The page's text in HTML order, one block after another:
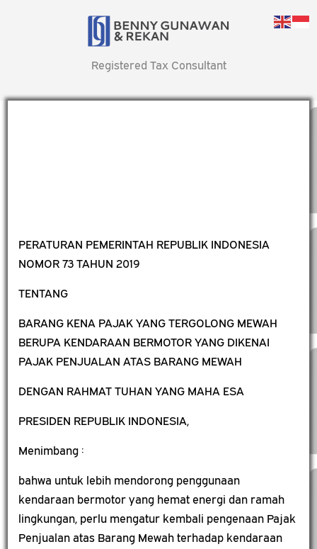
Registered Tax Consultant
PERATURAN PEMERINTAH REPUBLIK INDONESIA
NOMOR 73 TAHUN 2019
TENTANG
BARANG KENA PAJAK YANG TERGOLONG MEWAH
BERUPA KENDARAAN BERMOTOR YANG DIKENAI
PAJAK PENJUALAN ATAS BARANG MEWAH
DENGAN RAHMAT TUHAN YANG MAHA ESA
PRESIDEN REPUBLIK INDONESIA,
Menimbang :
bahwa untuk lebih mendorong penggunaan
kendaraan bermotor yang hemat energi dan ramah
lingkungan, perlu mengatur kembali pengenaan Pajak
Penjualan atas Barang Mewah terhadap kendaraan